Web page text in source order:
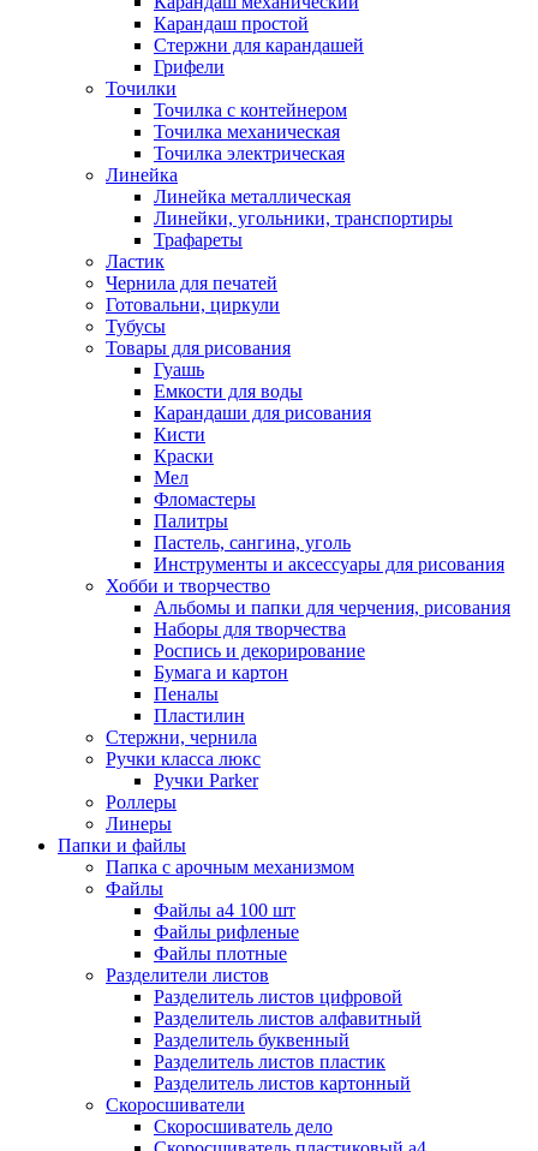
Карандаш простой
Стержни для карандашей
Грифели
Точилки
Точилка с контейнером
Точилка механическая
Точилка электрическая
Линейка
Линейка металлическая
Линейки, угольники, транспортиры
Трафареты
Ластик
Чернила для печатей
Готовальни, циркули
Тубусы
Товары для рисования
Гуашь
Емкости для воды
Карандаши для рисования
Кисти
Краски
Мел
Фломастеры
Палитры
Пастель, сангина, уголь
Инструменты и аксессуары для рисования
Хобби и творчество
Альбомы и папки для черчения, рисования
Наборы для творчества
Роспись и декорирование
Бумага и картон
Пеналы
Пластилин
Стержни, чернила
Ручки класса люкс
Ручки Parker
Роллеры
Линеры
Папки и файлы
Папка с арочным механизмом
Файлы
Файлы а4 100 шт
Файлы рифленые
Файлы плотные
Разделители листов
Разделитель листов цифровой
Разделитель листов алфавитный
Разделитель буквенный
Разделитель листов пластик
Разделитель листов картонный
Скоросшиватели
Скоросшиватель дело